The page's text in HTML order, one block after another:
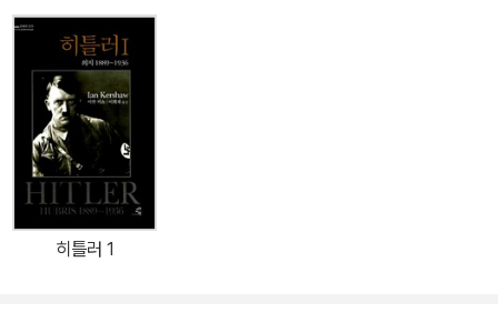
『프랑스 혁명』 『나폴레옹』 『프랑스의 절대왕정시대』, 공저로는 『혁
명·사상·사회변동』 『유럽사의 구조와 전환』 『전환기의 시대 대학은
무엇인가?』 『세계사의 만남과 이해』 『우리 시대의 언어와 문학』 『너
의 마음, 눈을 밝히사』 등이, 번역서로는 『프랑스인의 아메리카 회상』
『프랑스 혁명과 교육개혁』 『부르봉 왕조시대의 프랑스사』 등이 있다.
황조근정훈장, 대전광역시 문화상(학술), 갈등관리전국 최우수상(대
한노인회)을 수상하였다.
히틀러 1